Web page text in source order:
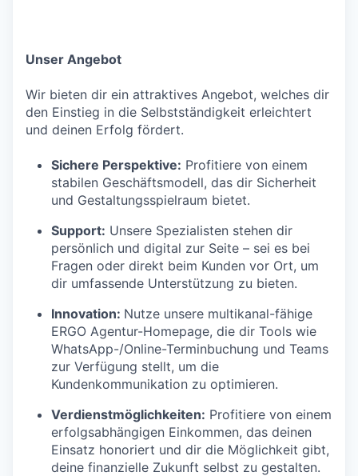
Unser Angebot
Wir bieten dir ein attraktives Angebot, welches dir
den Einstieg in die Selbstständigkeit erleichtert
und deinen Erfolg fördert.
Sichere Perspektive: Profitiere von einem
stabilen Geschäftsmodell, das dir Sicherheit
und Gestaltungsspielraum bietet.
Support: Unsere Spezialisten stehen dir
persönlich und digital zur Seite – sei es bei
Fragen oder direkt beim Kunden vor Ort, um
dir umfassende Unterstützung zu bieten.
Innovation: Nutze unsere multikanal-fähige
ERGO Agentur-Homepage, die dir Tools wie
WhatsApp-/Online-Terminbuchung und Teams
zur Verfügung stellt, um die
Kundenkommunikation zu optimieren.
Verdienstmöglichkeiten: Profitiere von einem
erfolgsabhängigen Einkommen, das deinen
Einsatz honoriert und dir die Möglichkeit gibt,
deine finanzielle Zukunft selbst zu gestalten.